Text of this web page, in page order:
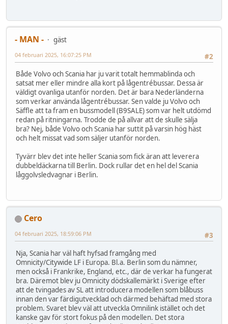
- MAN -
gäst
#2
04 februari 2025, 16:07:25 PM
Både Volvo och Scania har ju varit totalt hemmablinda och
satsat mer eller mindre alla kort på lågentrébussar. Dessa är
väldigt ovanliga utanför norden. Det är bara Nederländerna
som verkar använda lågentrébussar. Sen valde ju Volvo och
Säffle att ta fram en bussmodell (B9SALE) som var helt utdömd
redan på ritningarna. Trodde de på allvar att de skulle sälja
bra? Nej, både Volvo och Scania har suttit på varsin hög häst
och helt missat vad som säljer utanför norden.
Tyvärr blev det inte heller Scania som fick äran att leverera
dubbeldäckarna till Berlin. Dock rullar det en hel del Scania
låggolvsledvagnar i Berlin.
Cero
#3
04 februari 2025, 18:59:06 PM
Nja, Scania har väl haft hyfsad framgång med
Omnicity/Citywide LF i Europa. Bl.a. Berlin som du nämner,
men också i Frankrike, England, etc., där de verkar ha fungerat
bra. Däremot blev ju Omnicity dödskallemärkt i Sverige efter
att de tvingades av SL att introducera modellen som blåbuss
innan den var färdigutvecklad och därmed behäftad med stora
problem. Svaret blev väl att utveckla Omnilink istället och det
kanske gav för stort fokus på den modellen. Det stora